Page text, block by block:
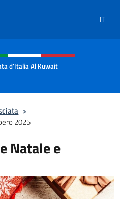
IT
social e menù
d'Italia Al Kuwait
>
2025
Natale e